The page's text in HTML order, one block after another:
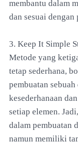
membantu dalam
dan sesuai
3. Keep It Simple
Metode yang
tetap sederhana,
pembuatan
kesederhanaan
setiap elemen.
dalam pembuatan
namun memiliki